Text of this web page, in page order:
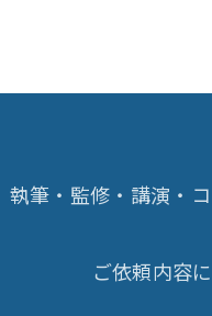
執筆・監修・講演・
ご依頼内容